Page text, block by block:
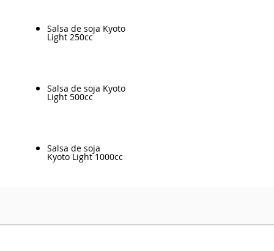
Salsa de soja
Kyoto Light 1000cc
Salsa de soja Kyoto
Light 500cc
Salsa de soja Kyoto
Light 250cc